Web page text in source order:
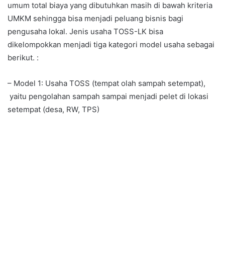
umum total biaya yang dibutuhkan masih di bawah kriteria
UMKM sehingga bisa menjadi peluang bisnis bagi
pengusaha lokal. Jenis usaha TOSS-LK bisa
dikelompokkan menjadi tiga kategori model usaha sebagai
berikut. :
– Model 1: Usaha TOSS (tempat olah sampah setempat),
yaitu pengolahan sampah sampai menjadi pelet di lokasi
setempat (desa, RW, TPS)